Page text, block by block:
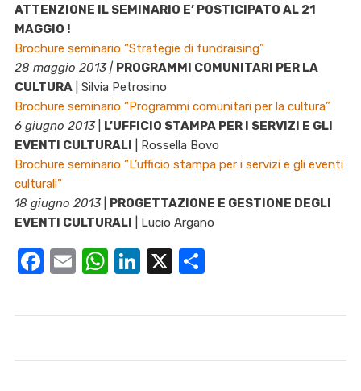
ATTENZIONE IL SEMINARIO E’ POSTICIPATO AL21
MAGGIO !
Brochure seminario “Strategie di fundraising”
28 maggio 2013 | PROGRAMMI COMUNITARI PER LA
CULTURA| Silvia Petrosino
Brochure seminario “Programmi comunitari per la cultura”
6 giugno 2013| L’UFFICIO STAMPA PER I SERVIZI E GLI
EVENTI CULTURALI | Rossella Bovo
Brochure seminario “L’ufficio stampa per i servizi e gli eventi
culturali”
18 giugno 2013| PROGETTAZIONE E GESTIONE DEGLI
EVENTI CULTURALI | Lucio Argano
Facebook
EmailWhatsApp
LinkedIn
X Condividi